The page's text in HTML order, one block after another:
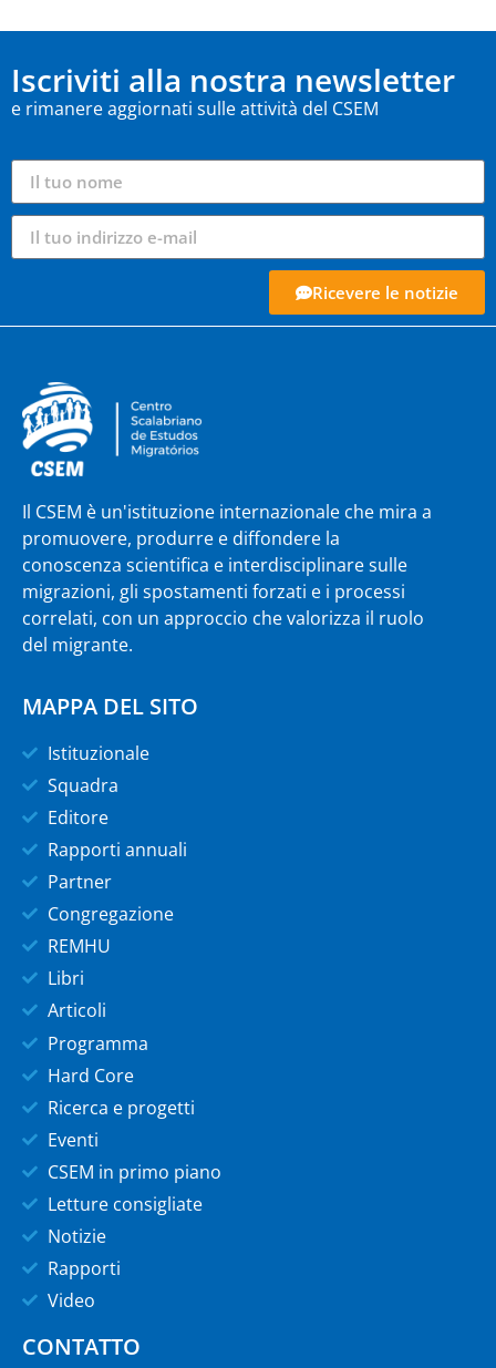
Iscriviti alla nostra newsletter
e rimanere aggiornati sulle attività del CSEM
Ricevere le notizie
Il CSEM è un'istituzione internazionale che mira a
promuovere, produrre e diffondere la
conoscenza scientifica e interdisciplinare sulle
migrazioni, gli spostamenti forzati e i processi
correlati, con un approccio che valorizza il ruolo
del migrante.
MAPPA DEL SITO
Istituzionale
Squadra
Editore
Rapporti annuali
Partner
Congregazione
REMHU
Libri
Articoli
Programma
Hard Core
Ricerca e progetti
Eventi
CSEM in primo piano
Letture consigliate
Notizie
Rapporti
Video
CONTATTO